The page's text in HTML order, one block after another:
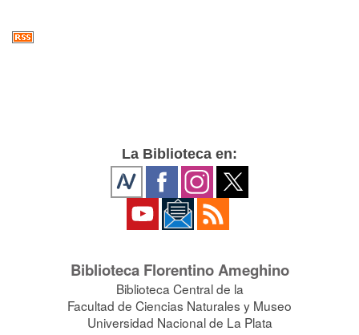
La Biblioteca en:
Biblioteca Florentino Ameghino
Biblioteca Central de la
Facultad de Ciencias Naturales y Museo
Universidad Nacional de La Plata